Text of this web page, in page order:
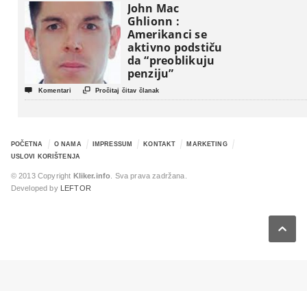
John Mac
Ghlionn :
Amerikanci se
aktivno podstiču
da “preoblikuju
penziju”
 Komentari  Pročitaj čitav članak
POČETNA O NAMA IMPRESSUM KONTAKT
MARKETING
USLOVI KORIŠTENJA
© 2013 Copyright Kliker.info . Sva prava zadržana.
Developed by
LEFTOR
